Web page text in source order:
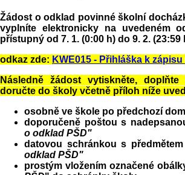
Žádost o odklad povinné školní
vyplníte elektronicky na uvedeném
přístupný od 7. 1. (0:00 h) do 9. 2. (23:59
odkaz zde: KWE015 - Přihláška k
Následně žádost vytiskněte,
doručte do školy včetně příloh níže
osobně ve škole po předchozí
doporučeně poštou s
o odklad PŠD"
datovou schránkou s
odklad PŠD"
prostým vložením označené